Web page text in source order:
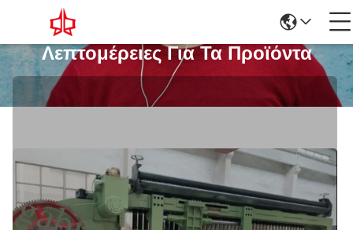
Λεπτομέρειες Για Τα Προϊόντα